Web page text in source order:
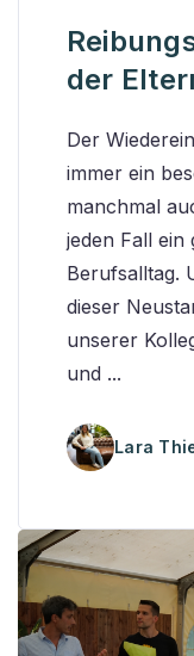
der
Der
immer ein
manchmal
jeden Fall
Berufsalltag.
dieser
unserer
und ...
Lara